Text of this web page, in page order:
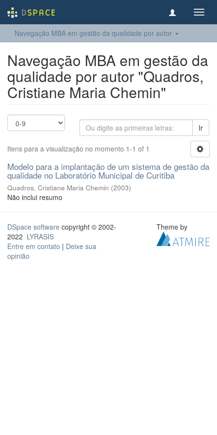
Navegação MBA em gestão da qualidade por autor
Navegação MBA em gestão da
qualidade por autor "Quadros,
Cristiane Maria Chemin"
Ir
Itens para a visualização no momento 1-1 of 1
Modelo para a implantação de um sistema de gestão da
qualidade no Laboratório Municipal de Curitiba
Quadros, Cristiane Maria Chemin (2003)
Não inclui resumo
DSpace software copyright © 2002-
2022 LYRASIS
Entre em contato | Deixe sua
opinião
Theme by